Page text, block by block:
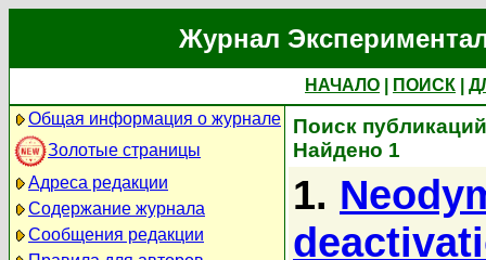
Журнал
НАЧАЛО ПОИСК
Общая информация о журнале
Золотые страницы
Адреса редакции
Содержание журнала
Сообщения редакции
Поиск
Найдено 1
1.